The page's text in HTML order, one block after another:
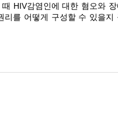
HIV감염인에 대한 혐오와
를 어떻게 구성할 수 있을